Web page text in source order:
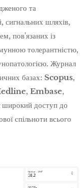
та
сигнальних шляхів,
пов'язаних із
толерантністю,
Журнал
базах: Scopus,
, Embase,
широкий доступ до
спільноти всього